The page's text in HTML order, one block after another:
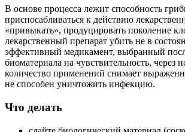
В основе процесса лежит способность
приспосабливаться к действию
«привыкать», продуцировать поколение
лекарственный препарат убить не в
эффективный медикамент, выбранный
биоматериала на чувствительность, через
количество применений снимает
не способен уничтожить инфекцию.
Что делать